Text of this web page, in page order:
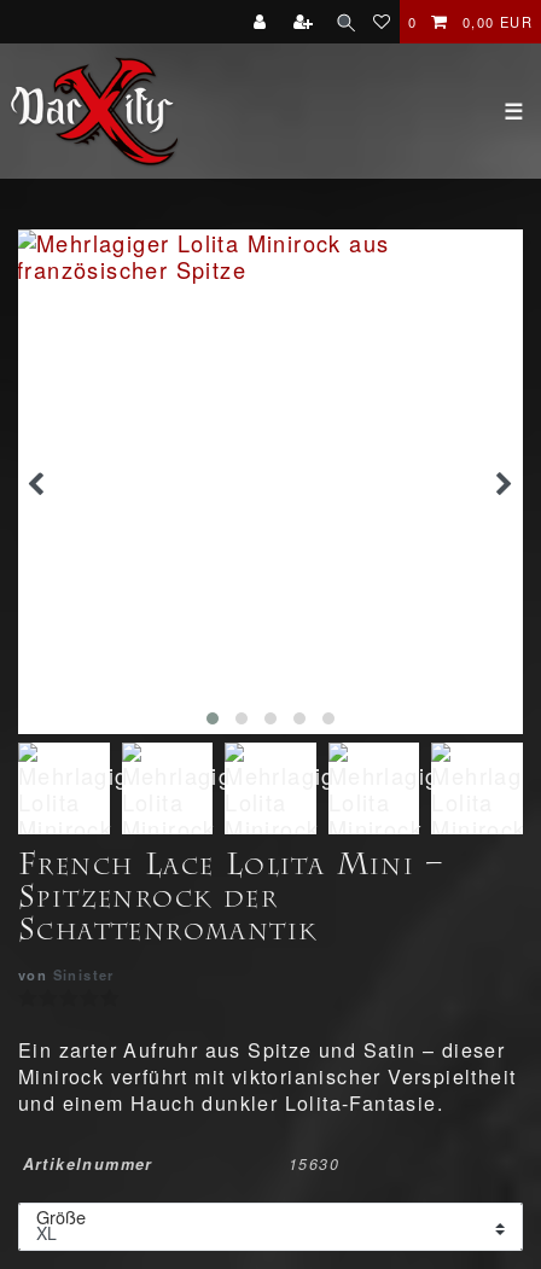
0 0,00 EUR
☰
French Lace Lolita Mini –
Spitzenrock der
Schattenromantik
von Sinister
Ein zarter Aufruhr aus Spitze und Satin – dieser
Minirock verführt mit viktorianischer Verspieltheit
und einem Hauch dunkler Lolita-Fantasie.
Artikelnummer 15630
Größe